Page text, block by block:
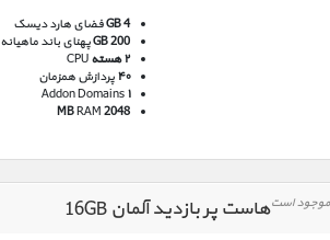
GB 4فضای هارد دیسک
200 GB
پهنای باند ماهیانه
۲ هسته
CPU
۴۰پردازش همزمان
۱Addon Domains
2048 MB
RAM
هاست پر بازدید آلمان 16GB